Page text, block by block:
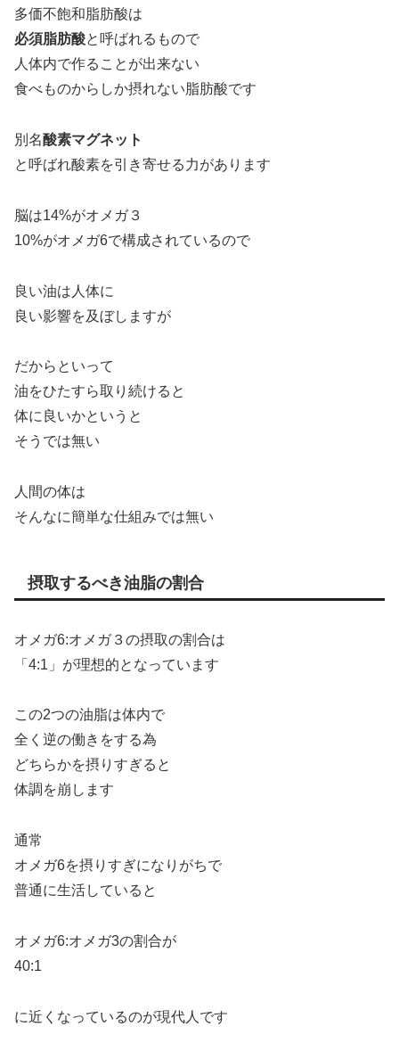
多価不飽和脂肪酸は
必須脂肪酸と呼ばれるもので
人体内で作ることが出来ない
食べものからしか摂れない脂肪酸です
別名酸素マグネット
と呼ばれ酸素を引き寄せる力があります
脳は14%がオメガ３
10%がオメガ6で構成されているので
良い油は人体に
良い影響を及ぼしますが
だからといって
油をひたすら取り続けると
体に良いかというと
そうでは無い
人間の体は
そんなに簡単な仕組みでは無い
摂取するべき油脂の割合
オメガ6:オメガ３の摂取の割合は
「4:1」が理想的となっています
この2つの油脂は体内で
全く逆の働きをする為
どちらかを摂りすぎると
体調を崩します
通常
オメガ6を摂りすぎになりがちで
普通に生活していると
オメガ6:オメガ3の割合が
40:1
に近くなっているのが現代人です